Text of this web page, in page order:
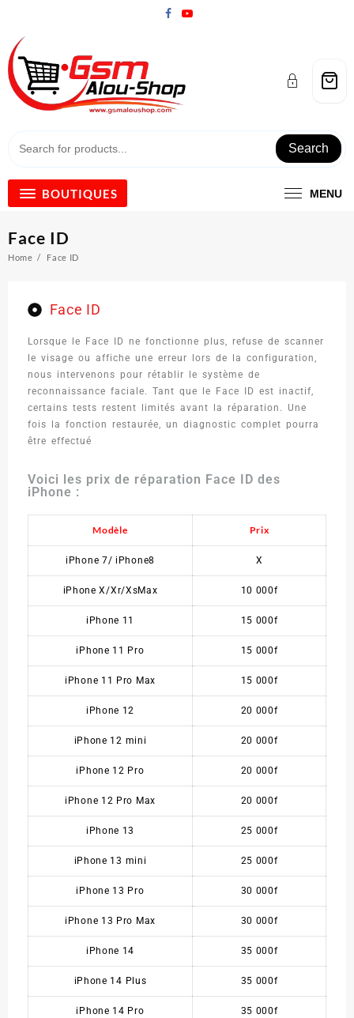
Search
BOUTIQUES MENU
Face ID
Home Face ID
Face ID
Lorsque le Face ID ne fonctionne plus, refuse de scanner
le visage ou affiche une erreur lors de la configuration,
nous intervenons pour rétablir le système de
reconnaissance faciale. Tant que le Face ID est inactif,
certains tests restent limités avant la réparation. Une
fois la fonction restaurée, un diagnostic complet pourra
être effectué
Voici les prix de réparation Face ID des
iPhone :
Modèle Prix
iPhone 7/ iPhone8 X
iPhone X/Xr/XsMax 10 000f
iPhone 11 15 000f
iPhone 11 Pro 15 000f
iPhone 11 Pro Max 15 000f
iPhone 12 20 000f
iPhone 12 mini 20 000f
iPhone 12 Pro 20 000f
iPhone 12 Pro Max 20 000f
iPhone 13 25 000f
iPhone 13 mini 25 000f
iPhone 13 Pro 30 000f
iPhone 13 Pro Max 30 000f
iPhone 14 35 000f
iPhone 14 Plus 35 000f
iPhone 14 Pro 35 000f